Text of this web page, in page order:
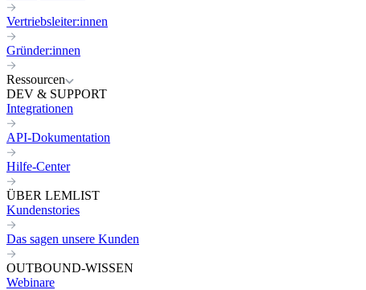
Vertriebsleiter:innen
Gründer:innen
Ressourcen
DEV & SUPPORT
Integrationen
API-Dokumentation
Hilfe-Center
ÜBER LEMLIST
Kundenstories
Das sagen unsere Kunden
OUTBOUND-WISSEN
Webinare